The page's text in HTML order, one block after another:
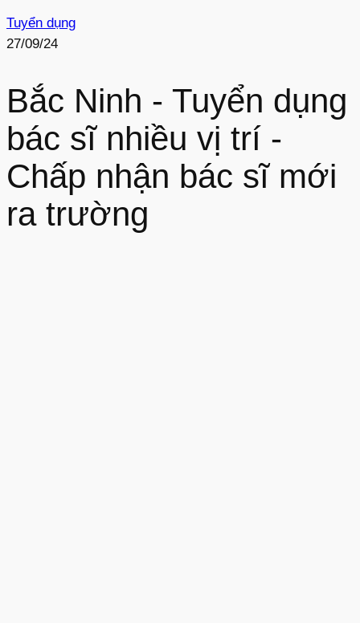
Tuyển dụng
27/09/24
Bắc Ninh - Tuyển dụng
bác sĩ nhiều vị trí -
Chấp nhận bác sĩ mới
ra trường